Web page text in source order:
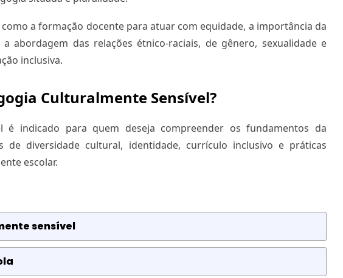
a formação docente para atuar com equidade, a importância da
abordagem das relações étnico-raciais, de gênero, sexualidade e
inclusiva.
Culturalmente Sensível?
é indicado para quem deseja compreender os fundamentos da
de diversidade cultural, identidade, currículo inclusivo e práticas
escolar.
sensível